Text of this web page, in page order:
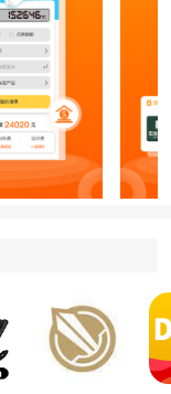
各种各样的装修
位用户打造最专业
常的实用。